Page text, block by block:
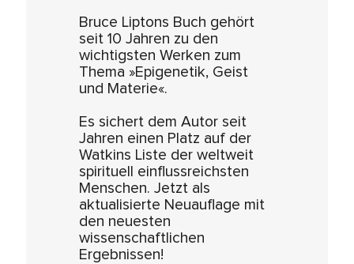
Bruce Liptons Buch gehört
seit 10 Jahren zu den
wichtigsten Werken zum
Thema »Epigenetik, Geist
und Materie«.
Es sichert dem Autor seit
Jahren einen Platz auf der
Watkins Liste der weltweit
spirituell einflussreichsten
Menschen. Jetzt als
aktualisierte Neuauflage mit
den neuesten
wissenschaftlichen
Ergebnissen!